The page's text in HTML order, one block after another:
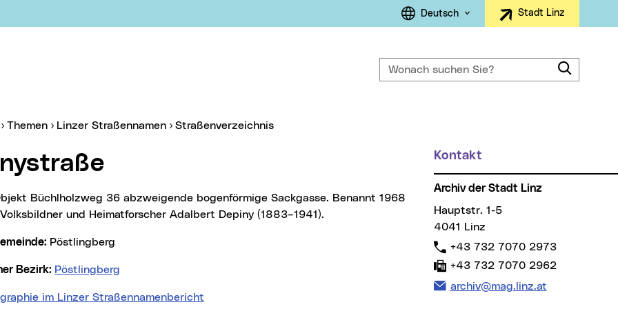
Sprachauswahl
Deutsch Stadt Linz
Wonach suchen Sie?
Themen Linzer Straßennamen Straßenverzeichnis(aktueller Menüpunkt)
und Heimatforscher Adalbert Depiny (1883–1941).
Pöstlingberg
Bezirk: Pöstlingberg
im Linzer Straßennamenbericht
Weitere Informationen
Kontakt
Archiv der Stadt Linz
Hauptstr. 1-5
4041 Linz
Telefon:
+43 732 7070 2973
Fax:
+43 732 7070 2962
E-Mail Adresse:
archiv@mag.linz.at